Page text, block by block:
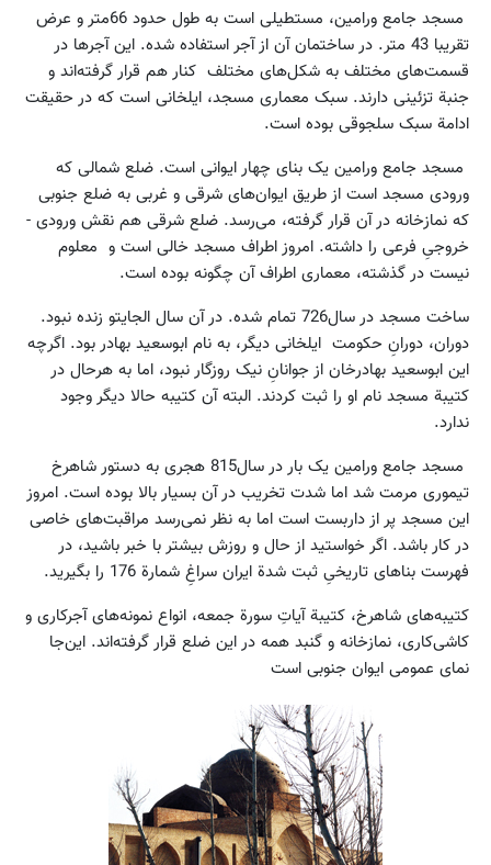
مسجد جامع ورامین، مستطیلی است به طول حدود 66متر و عرض
تقریبا 43 متر. در ساختمان آن از آجر استفاده شده. این آجرها در
قسمت‌های مختلف به شکل‌های مختلف کنار هم قرار گرفته‌اند و
جنبة تزئینی دارند. سبک معماری مسجد، ایلخانی است که در حقیقت
ادامة سبک سلجوقی بوده است.
مسجد جامع ورامین یک بنای چهار ایوانی است. ضلع شمالی که
ورودی مسجد است از طریق ایوان‌های شرقی و غربی به ضلع جنوبی
که نمازخانه در آن قرار گرفته، می‌رسد. ضلع شرقی هم نقش ورودی -
خروجیِ فرعی را داشته. امروز اطراف مسجد خالی است و معلوم
نیست در گذشته، معماری اطراف آن چگونه بوده است.
ساخت مسجد در سال726 تمام شده. در آن سال الجایتو زنده نبود.
دوران، دورانِ حکومت ایلخانی دیگر، به نام ابوسعید بهادر بود. اگرچه
این ابوسعید بهادرخان از جوانانِ نیک روزگار نبود، اما به هرحال در
کتیبة مسجد نام او را ثبت کردند. البته آن کتیبه حالا دیگر وجود
ندارد.
مسجد جامع ورامین یک بار در سال815 هجری به دستور شاهرخ
تیموری مرمت شد اما شدت تخریب در آن بسیار بالا بوده است. امروز
این مسجد پر از داربست است اما به نظر نمی‌رسد مراقبت‌های خاصی
در کار باشد. اگر خواستید از حال و روزش بیشتر با خبر باشید، در
فهرست بناهای تاریخیِ ثبت شدة ایران سراغِ شمارة 176 را بگیرید.
کتیبه‌های شاهرخ، کتیبة آیاتِ سورة جمعه، انواع نمونه‌های آجرکاری و
کاشی‌کاری، نمازخانه و گنبد همه در این ضلع قرار گرفته‌اند. این‌جا
نمای عمومی ایوان جنوبی است